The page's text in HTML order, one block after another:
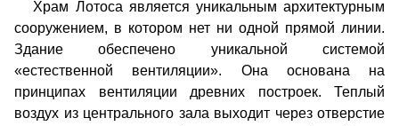
Храм Лотоса является уникальным архитектурным
сооружением, в котором нет ни одной прямой линии.
Здание обеспечено уникальной системой
«естественной вентиляции». Она основана на
принципах вентиляции древних построек. Теплый
воздух из центрального зала выходит через отверстие